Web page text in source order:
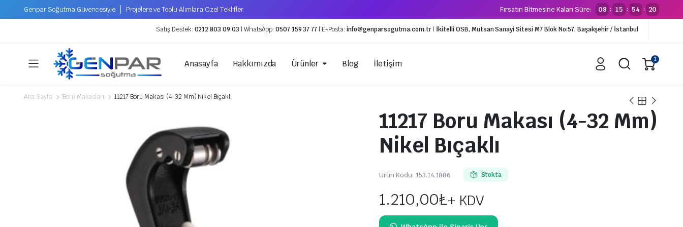
Genpar Soğutma Güvencesiyle Projelere ve Toplu Alımlara Özel Teklifler Fırsatın Bitmesine Kalan Süre: 08 : 15 : 54 : 19
Satış Destek: 0212 803 09 03 | WhatsApp: 0507 159 37 77 | E-Posta: info@genparsogutma.com.tr İkitelli OSB, Mutsan Sanayi Sitesi M7 Blok No:57, Başakşehir / İstanbul
Anasayfa Hakkımızda Ürünler
Soğutucu Gazlar
Küresel Vanalar
Expansion Valf
Solenoid Valfler
Borular
Blog İletişim 1
Ana Sayfa Boru Makasları 11217 Boru Makası (4-32 Mm) Nikel Bıçaklı
11217 Boru Makası (4-32 Mm)
Nikel Bıçaklı
Ürün Kodu: 153.14.1886 Stokta
1.210,00₺+ KDV